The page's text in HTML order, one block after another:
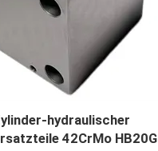
hydraulischer
42CrMo HB20G